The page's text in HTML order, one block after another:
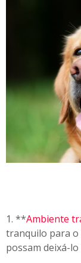
1. **Ambiente
tranquilo para o
possam deixá-